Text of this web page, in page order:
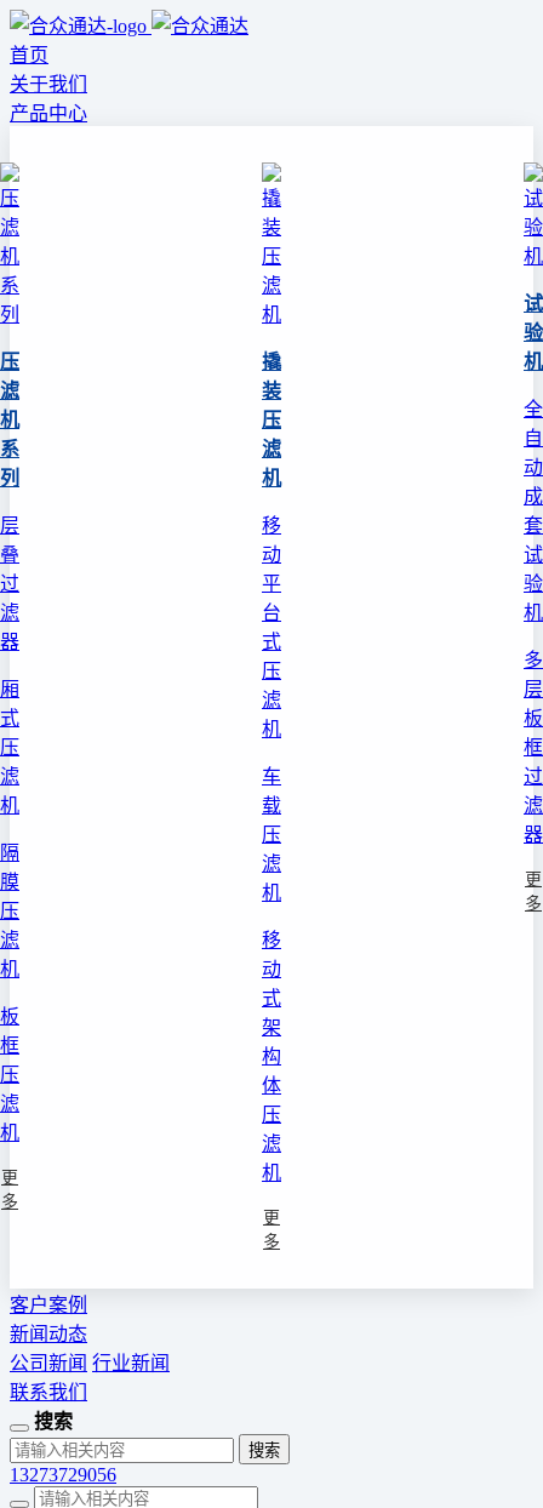
首页
关于我们
产品中心
压
滤
机
系
列
层
叠
过
滤
器
厢
式
压
滤
机
隔
膜
压
滤
机
板
框
压
滤
机
更
多
撬
装
压
滤
机
移
动
平
台
式
压
滤
机
车
载
压
滤
机
移
动
式
架
构
体
压
滤
机
更
多
试
验
机
全
自
动
成
套
试
验
机
多
层
板
框
过
滤
器
更
多
客户案例
新闻动态
公司新闻 行业新闻
联系我们
搜索
13273729056